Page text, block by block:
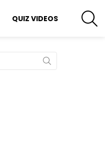
QUIZ VIDEOS